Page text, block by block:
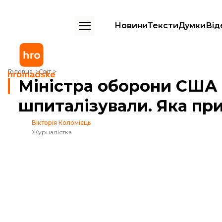
НовиниТекстиДумки
Головна Світ
Міністра оборони США Ллойда Остіна знову шпиталізували. Яка
Міністра оборони США
шпиталізували. Яка
Вікторія Коломієць
Журналістка